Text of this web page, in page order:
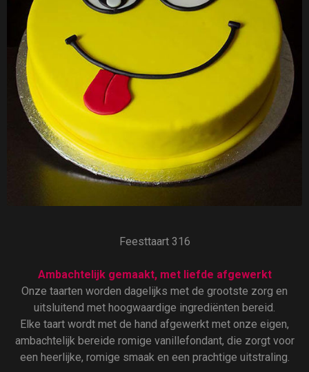
Feesttaart 316
Ambachtelijk gemaakt, met liefde afgewerkt
Onze taarten worden dagelijks met de grootste zorg en
uitsluitend met hoogwaardige ingrediënten bereid.
Elke taart wordt met de hand afgewerkt met onze eigen,
ambachtelijk bereide romige vanillefondant, die zorgt voor
een heerlijke, romige smaak en een prachtige uitstraling.